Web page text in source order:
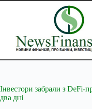
Перейти
Інвестори забрали з DeFi-
два дні